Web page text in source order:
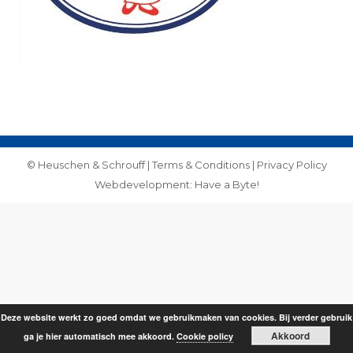
© Heuschen & Schrouff | Terms & Conditions| Privacy Policy
Webdevelopment: Have a Byte!
Deze website werkt zo goed omdat we gebruikmaken van cookies. Bij verder gebruik
ga je hier automatisch mee akkoord. Cookie policy Akkoord